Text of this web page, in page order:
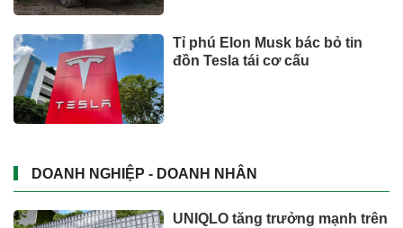
Tỉ phú Elon Musk bác bỏ tin
đồn Tesla tái cơ cấu
DOANH NGHIỆP - DOANH NHÂN
UNIQLO tăng trưởng mạnh trên